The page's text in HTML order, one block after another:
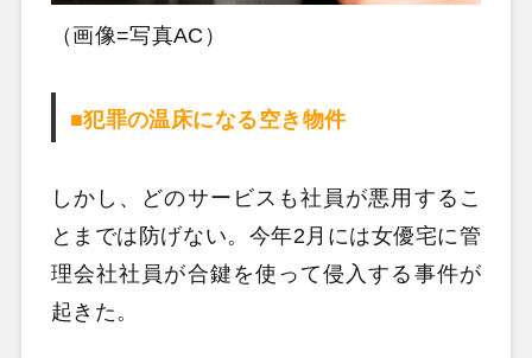
（画像=写真AC）
■犯罪の温床になる空き物件
しかし、どのサービスも社員が悪用するこ
とまでは防げない。今年2月には女優宅に管
理会社社員が合鍵を使って侵入する事件が
起きた。